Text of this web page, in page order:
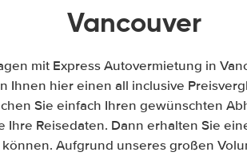
Vancouver
mit Express Autovermietung in
Ihnen hier einen all inclusive
Sie einfach Ihren gewünschten
Reisedaten. Dann erhalten Sie
Aufgrund unseres großen